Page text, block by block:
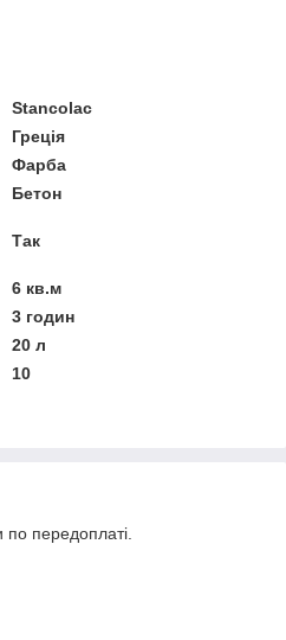
Stancolac
Греція
Фарба
Бетон
Так
6 кв.м
3 годин
20 л
10
по передоплаті.